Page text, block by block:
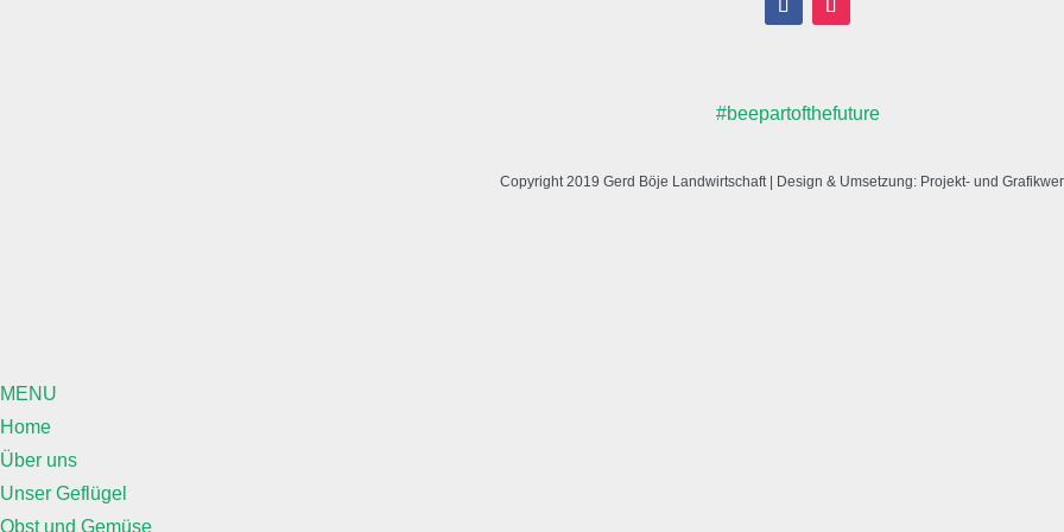
#beepartofthefuture
Copyright 2019 Gerd Böje Landwirtschaft| Design & Umsetzung: Projekt- und
MENU
Home
Über uns
Unser Geflügel
Obst und Gemüse